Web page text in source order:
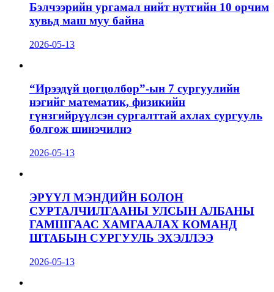
Бэлчээрийн ургамал нийт нутгийн 10 орчим
хувьд маш муу байна
2026-05-13
“Ирээдүй цогцолбор”-ын 7 сургуулийн
нэгийг математик, физикийн
гүнзгийрүүлсэн сургалттай ахлах сургууль
болгож шинэчилнэ
2026-05-13
ЭРҮҮЛ МЭНДИЙН БОЛОН
СУРТАЛЧИЛГААНЫ УЛСЫН АЛБАНЫ
ГАМШГААС ХАМГААЛАХ КОМАНД
ШТАБЫН СУРГУУЛЬ ЭХЭЛЛЭЭ
2026-05-13